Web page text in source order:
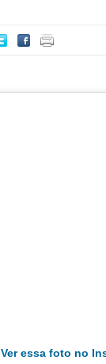
Ver essa foto no